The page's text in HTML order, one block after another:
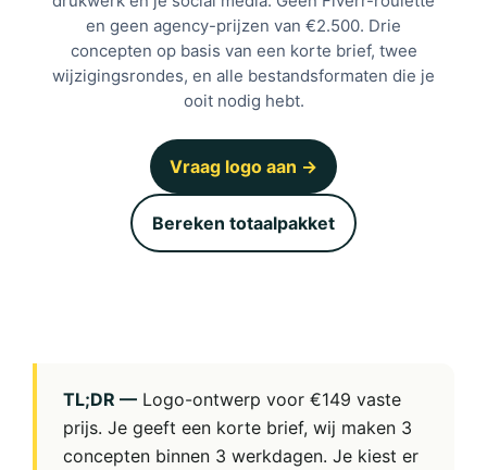
en geen agency-prijzen van €2.500. Drie
concepten op basis van een korte brief, twee
wijzigingsrondes, en alle bestandsformaten die je
ooit nodig hebt.
Vraag logo aan →
Bereken totaalpakket
TL;DR — Logo-ontwerp voor €149 vaste
prijs. Je geeft een korte brief, wij maken 3
concepten binnen 3 werkdagen. Je kiest er